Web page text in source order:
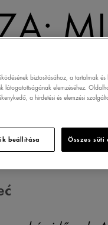
biztosításához, a tartalmak
látogatottságának elemzéséhez.
a hirdetési és elemzési
beállítása Összes süti